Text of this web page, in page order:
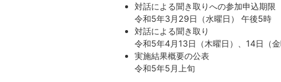
対話による聞き取りへの参加申込期限
令和5年3月29日（水曜日） 午後5時
対話による聞き取り
令和5年4月13日（木曜日）、14日（
実施結果概要の公表
令和5年5月上旬